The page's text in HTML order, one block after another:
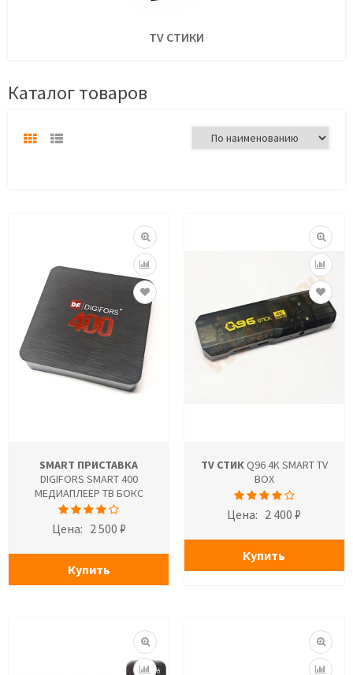
TV СТИКИ
Каталог товаров
SMART ПРИСТАВКА
DIGIFORS SMART 400
МЕДИАПЛЕЕР ТВ БОКС
Цена: 2 500 ₽
Купить
TV СТИКQ96 4K SMART TV
BOX
Цена: 2 400 ₽
Купить